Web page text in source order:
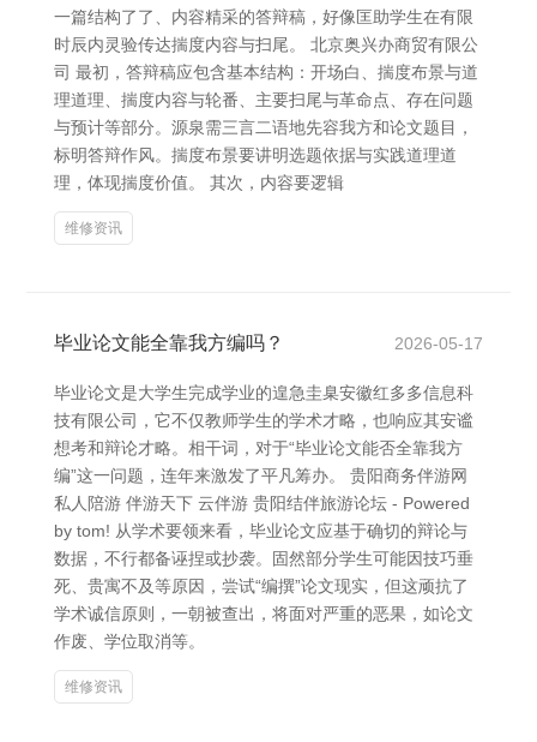
一篇结构了了、内容精采的答辩稿，好像匡助学生在有限
时辰内灵验传达揣度内容与扫尾。 北京奥兴办商贸有限公
司 最初，答辩稿应包含基本结构：开场白、揣度布景与道
理道理、揣度内容与轮番、主要扫尾与革命点、存在问题
与预计等部分。源泉需三言二语地先容我方和论文题目，
标明答辩作风。揣度布景要讲明选题依据与实践道理道
理，体现揣度价值。 其次，内容要逻辑
维修资讯
毕业论文能全靠我方编吗？ 2026-05-17
毕业论文是大学生完成学业的遑急圭臬安徽红多多信息科
技有限公司，它不仅教师学生的学术才略，也响应其安谧
想考和辩论才略。相干词，对于“毕业论文能否全靠我方
编”这一问题，连年来激发了平凡筹办。 贵阳商务伴游网
私人陪游 伴游天下 云伴游 贵阳结伴旅游论坛 - Powered
by tom! 从学术要领来看，毕业论文应基于确切的辩论与
数据，不行都备诬捏或抄袭。固然部分学生可能因技巧垂
死、贵寓不及等原因，尝试“编撰”论文现实，但这顽抗了
学术诚信原则，一朝被查出，将面对严重的恶果，如论文
作废、学位取消等。
维修资讯